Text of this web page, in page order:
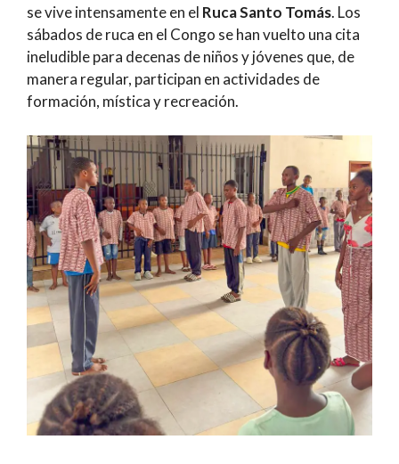
se vive intensamente en el Ruca Santo Tomás. Los
sábados de ruca en el Congo se han vuelto una cita
ineludible para decenas de niños y jóvenes que, de
manera regular, participan en actividades de
formación, mística y recreación.